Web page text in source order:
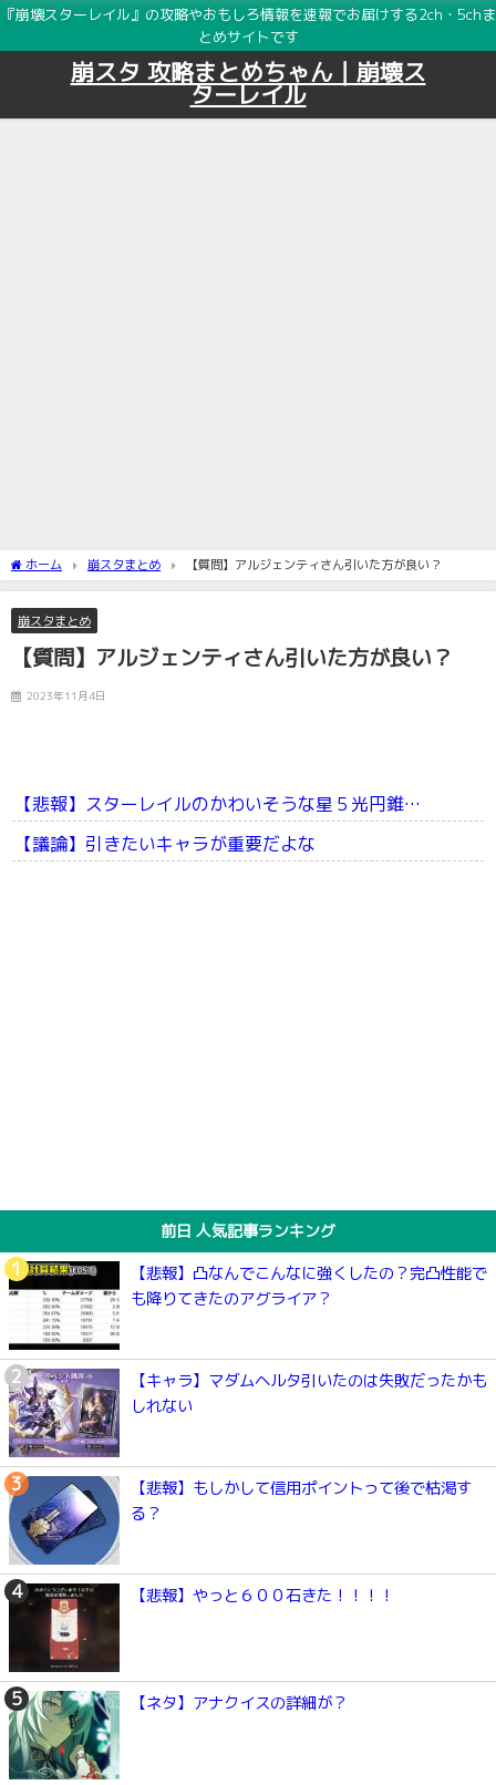
『崩壊スターレイル』の攻略やおもしろ情報を速報でお届けする2ch・5chま
とめサイトです
崩スタ 攻略まとめちゃん｜崩壊ス
ターレイル
ホーム 崩スタまとめ 【質問】アルジェンティさん引いた方が良い？
崩スタまとめ
【質問】アルジェンティさん引いた方が良い？
2023年11月4日
【悲報】スターレイルのかわいそうな星５光円錐…
【議論】引きたいキャラが重要だよな
前日 人気記事ランキング
【悲報】凸なんでこんなに強くしたの？完凸性能で
も降りてきたのアグライア？
【キャラ】マダムヘルタ引いたのは失敗だったかも
しれない
【悲報】もしかして信用ポイントって後で枯渇す
る？
【悲報】やっと６００石きた！！！！
【ネタ】アナクイスの詳細が？